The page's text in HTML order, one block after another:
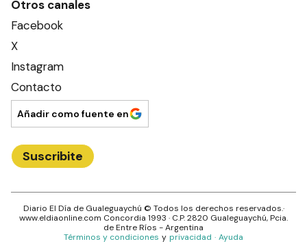
Otros canales
Facebook
X
Instagram
Contacto
Añadir como fuente en
Suscribite
Diario El Día de Gualeguaychú © Todos los derechos reservados.·
www.eldiaonline.com Concordia 1993 · C.P.2820 Gualeguaychú, Pcia.
deEntre Ríos - Argentina
Términos y condiciones y privacidad · Ayuda